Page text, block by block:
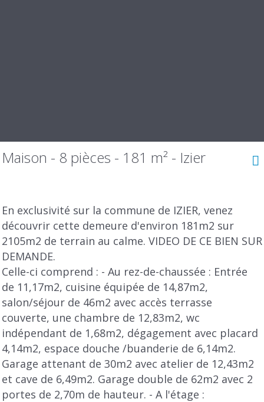
Maison - 8 pièces - 181 m² - Izier
En exclusivité sur la commune de IZIER, venez
découvrir cette demeure d'environ 181m2 sur
2105m2 de terrain au calme. VIDEO DE CE BIEN SUR
DEMANDE.
Celle-ci comprend : - Au rez-de-chaussée : Entrée
de 11,17m2, cuisine équipée de 14,87m2,
salon/séjour de 46m2 avec accès terrasse
couverte, une chambre de 12,83m2, wc
indépendant de 1,68m2, dégagement avec placard
4,14m2, espace douche /buanderie de 6,14m2.
Garage attenant de 30m2 avec atelier de 12,43m2
et cave de 6,49m2. Garage double de 62m2 avec 2
portes de 2,70m de hauteur. - A l'étage :